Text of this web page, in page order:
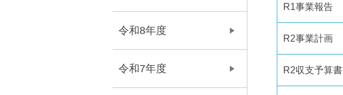
R1事業報告
R2事業計画
R2収支予算書
令和8年度
令和7年度